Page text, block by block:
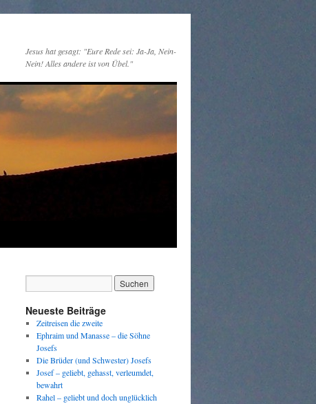
Jesus hat gesagt: "Eure Rede sei: Ja-Ja, Nein-
Nein! Alles andere ist von Übel."
Neueste Beiträge
Zeitreisen die zweite
Ephraim und Manasse – die Söhne
Josefs
Die Brüder (und Schwester) Josefs
Josef – geliebt, gehasst, verleumdet,
bewahrt
Rahel – geliebt und doch unglücklich